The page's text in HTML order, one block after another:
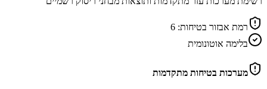
רמת אבזור בטיחות: 6
בלימה אוטונומית
מערכות בטיחות מתקדמות